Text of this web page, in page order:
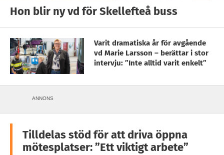
Hon blir ny vd för Skellefteå buss
Varit dramatiska år för avgående
vd Marie Larsson – berättar i stor
intervju: ”Inte alltid varit enkelt”
ANNONS
Tilldelas stöd för att driva öppna
mötesplatser: ”Ett viktigt arbete”